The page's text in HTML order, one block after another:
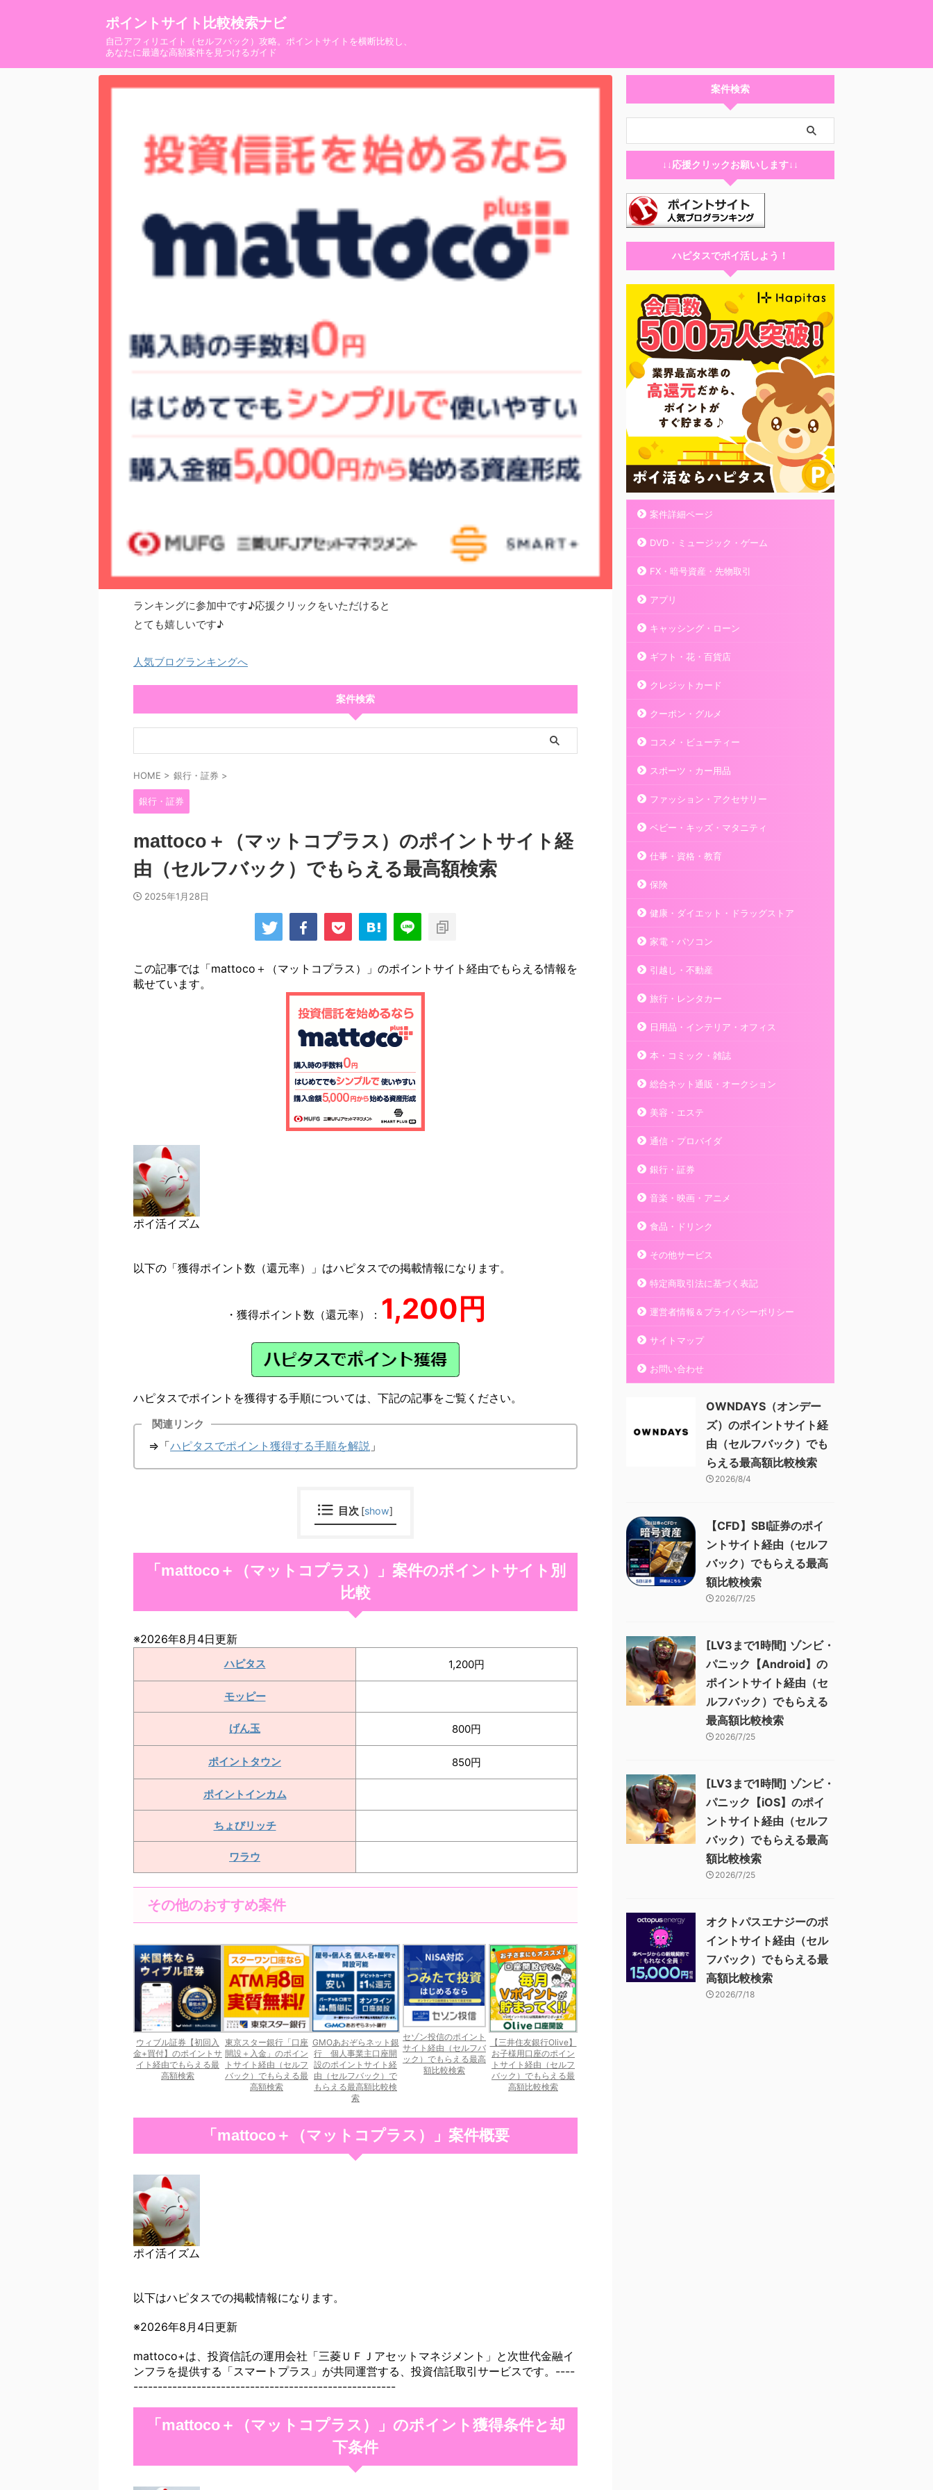
ポイントサイト比較検索ナビ
自己アフィリエイト（セルフバック）攻略。ポイントサイトを横断比較し、
あなたに最適な高額案件を見つけるガイド
ランキングに参加中です♪応援クリックをいただけると
とても嬉しいです♪
人気ブログランキングへ
案件検索
HOME > 銀行・証券 >
銀行・証券
mattoco＋（マットコプラス）のポイントサイト経
由（セルフバック）でもらえる最高額検索
2025年1月28日
この記事では「mattoco＋（マットコプラス）」のポイントサイト経由でもらえる情報を
載せています。
ポイ活イズム
以下の「獲得ポイント数（還元率）」はハピタスでの掲載情報になります。
・獲得ポイント数（還元率）： 1,200円
ハピタスでポイントを獲得する手順については、下記の記事をご覧ください。
関連リンク
⇒「ハピタスでポイント獲得する手順を解説 」
目次 [show]
「mattoco＋（マットコプラス）」案件のポイントサイト別
比較
※2026年8月4日更新
ハピタス 1,200円
モッピー
げん玉 800円
ポイントタウン 850円
ポイントインカム
ちょびリッチ
ワラウ
その他のおすすめ案件
ウィブル証券【初回入
金+買付】のポイントサ
イト経由でもらえる最
高額検索
東京スター銀行「口座
開設＋入金」のポイン
トサイト経由（セルフ
バック）でもらえる最
高額検索
GMOあおぞらネット銀
行 個人事業主口座開
設のポイントサイト経
由（セルフバック）で
もらえる最高額比較検
索
セゾン投信のポイント
サイト経由（セルフバ
ック）でもらえる最高
額比較検索
【三井住友銀行Olive】
お子様用口座のポイン
トサイト経由（セルフ
バック）でもらえる最
高額比較検索
「mattoco＋（マットコプラス）」案件概要
ポイ活イズム
以下はハピタスでの掲載情報になります。
※2026年8月4日更新
mattoco+は、投資信託の運用会社「三菱ＵＦＪアセットマネジメント」と次世代金融イ
ンフラを提供する「スマートプラス」が共同運営する、投資信託取引サービスです。----
------------------------------------------------------
「mattoco＋（マットコプラス）」のポイント獲得条件と却
下条件
案件検索
↓↓応援クリックお願いします↓↓
ハピタスでポイ活しよう！
案件詳細ページ
DVD・ミュージック・ゲーム
FX・暗号資産・先物取引
アプリ
キャッシング・ローン
ギフト・花・百貨店
クレジットカード
クーポン・グルメ
コスメ・ビューティー
スポーツ・カー用品
ファッション・アクセサリー
ベビー・キッズ・マタニティ
仕事・資格・教育
保険
健康・ダイエット・ドラッグストア
家電・パソコン
引越し・不動産
旅行・レンタカー
日用品・インテリア・オフィス
本・コミック・雑誌
総合ネット通販・オークション
美容・エステ
通信・プロバイダ
銀行・証券
音楽・映画・アニメ
食品・ドリンク
その他サービス
特定商取引法に基づく表記
運営者情報＆プライバシーポリシー
サイトマップ
お問い合わせ
OWNDAYS（オンデー
ズ）のポイントサイト経
由（セルフバック）でも
らえる最高額比較検索
2026/8/4
【CFD】SBI証券のポイ
ントサイト経由（セルフ
バック）でもらえる最高
額比較検索
2026/7/25
[LV3まで1時間] ゾンビ・
パニック【Android】の
ポイントサイト経由（セ
ルフバック）でもらえる
最高額比較検索
2026/7/25
[LV3まで1時間] ゾンビ・
パニック【iOS】のポイ
ントサイト経由（セルフ
バック）でもらえる最高
額比較検索
2026/7/25
オクトパスエナジーのポ
イントサイト経由（セル
フバック）でもらえる最
高額比較検索
2026/7/18